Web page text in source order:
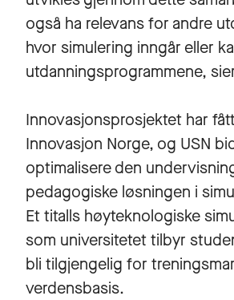
også ha relevans for andre
hvor simulering inngår eller
utdanningsprogrammene,
Innovasjonsprosjektet har
Innovasjon Norge, og USN
optimalisere den
pedagogiske løsningen i
Et titalls høyteknologiske
som universitetet tilbyr
bli tilgjengelig for
verdensbasis.